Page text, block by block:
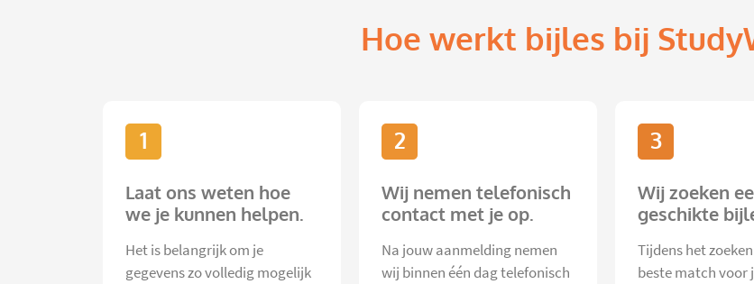
Hoe werkt bijles bij
1
Laat ons weten hoe
we je kunnen helpen.
Het is belangrijk om je
gegevens zo volledig mogelijk
2
Wij nemen telefonisch
contact met je op.
Na jouw aanmelding nemen
wij binnen één dag telefonisch
3
Wij zoeken
geschikte
Tijdens het
beste match voor